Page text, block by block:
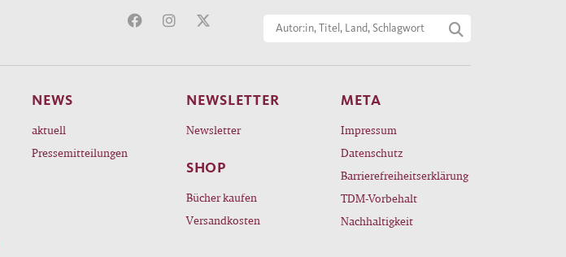
NEWS
aktuell
Pressemitteilungen
NEWSLETTER
Newsletter
SHOP
Bücher kaufen
Versandkosten
META
Impressum
Datenschutz
Barrierefreiheitserklärung
TDM-Vorbehalt
Nachhaltigkeit